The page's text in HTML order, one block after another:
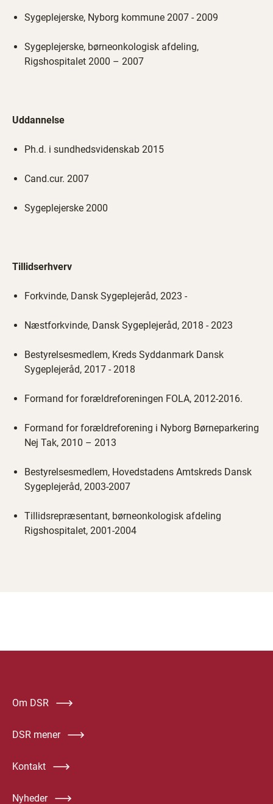
Sygeplejerske, Nyborg kommune 2007 - 2009
Sygeplejerske, børneonkologisk afdeling,
Rigshospitalet 2000 – 2007
Uddannelse
Ph.d. i sundhedsvidenskab 2015
Cand.cur. 2007
Sygeplejerske 2000
Tillidserhverv
Forkvinde, Dansk Sygeplejeråd, 2023 -
Næstforkvinde, Dansk Sygeplejeråd, 2018 - 2023
Bestyrelsesmedlem, Kreds Syddanmark Dansk
Sygeplejeråd, 2017 - 2018
Formand for forældreforeningen FOLA, 2012-2016.
Formand for forældreforening i Nyborg Børneparkering
Nej Tak, 2010 – 2013
Bestyrelsesmedlem, Hovedstadens Amtskreds Dansk
Sygeplejeråd, 2003-2007
Tillidsrepræsentant, børneonkologisk afdeling
Rigshospitalet, 2001-2004
Om DSR
DSR mener
Kontakt
Nyheder